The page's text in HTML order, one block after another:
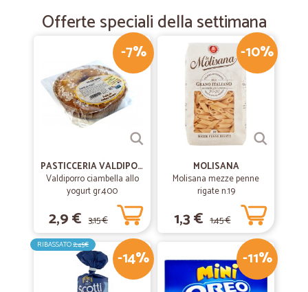
Velocissima !!!
Velocissima !!!! Ottimo rapporto qualità prezzo !!!
—Emanuela S.
Migliore spesa on Line
Ampia scelta di prodotti sul sito e servizio professionale di consegna,
prodotto attiva fresco e sei costantemente aggiornato sullo stato
—.
OTTIMI PRODOTTI VELOCITA E GENTILEZZA…
OTTIMI PRODOTTI VELOCITA E GENTILEZZA CHI TRASPORTA
31/10/2020
—Matteo R.
Offerte speciali della settimana
-7%
PASTICCERIA VALDIPORRO
Valdiporro ciambella allo
yogurt gr.400
2,9 € 3,15 €
-10%
MOLISANA
Molisana mezze penne
rigate n.19
1,3 € 1,45 €
-14%
RIBASSATO2,45€
-11%